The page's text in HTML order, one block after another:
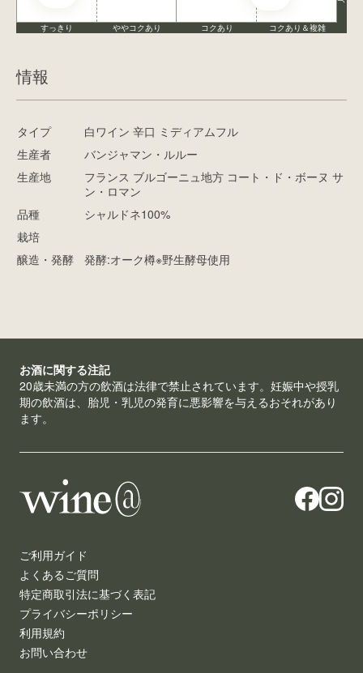
すっきり ややコクあり コクあり コクあり＆複雑
情報
タイプ
白ワイン 辛口 ミディアムフル
生産者
バンジャマン・ルルー
生産地
フランス ブルゴーニュ地方 コート・ド・ボーヌ サ
ン・ロマン
品種
シャルドネ100%
栽培
醸造・発酵
発酵:オーク樽※野生酵母使用
お酒に関する注記
20歳未満の方の飲酒は法律で禁止されています。妊娠中や授乳
期の飲酒は、胎児・乳児の発育に悪影響を与えるおそれがあり
ます。
ご利用ガイド
よくあるご質問
特定商取引法に基づく表記
プライバシーポリシー
利用規約
お問い合わせ